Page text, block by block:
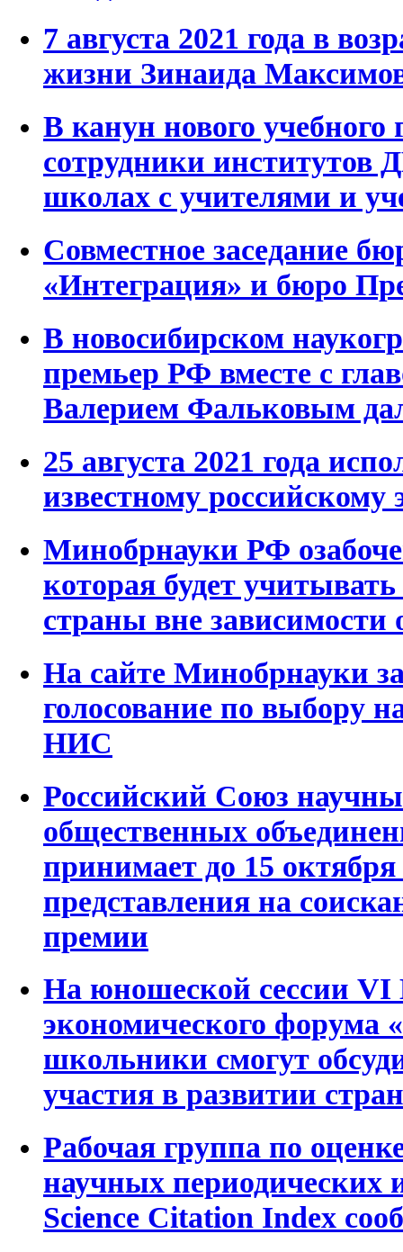
7 августа 2021 года в
жизни Зинаида
В канун нового учебного
сотрудники институтов
школах с учителями и
Совместное заседание
«Интеграция» и бюро
В новосибирском
премьер РФ вместе с
Валерием Фальковым
25 августа 2021 года
известному
Минобрнауки РФ
которая будет учитывать
страны вне зависимости
На сайте Минобрнауки
голосование по выбору
НИС
Российский Союз
общественных
принимает до 15 октября
представления на
премии
На юношеской сессии VI
экономического
школьники смогут
участия в развитии
Рабочая группа по
научных периодических
Science Citation Index